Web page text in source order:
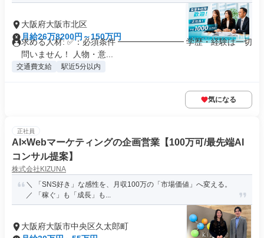
大阪府大阪市北区
月給26万8200円～150万円
求める人材: ✅：必須条件 ━━━━━━━━ 学歴・経験は一切
問いません！ 人物・意...
交通費支給 駅近5分以内
気になる
正社員
AI×Webマーケティングの企画営業【100万可/最先端AI
コンサル提案】
株式会社KIZUNA
＼ 「SNS好き」な感性を、月収100万の「市場価値」へ変える。
／ 「稼ぐ」も「成長」も...
大阪府大阪市中央区久太郎町